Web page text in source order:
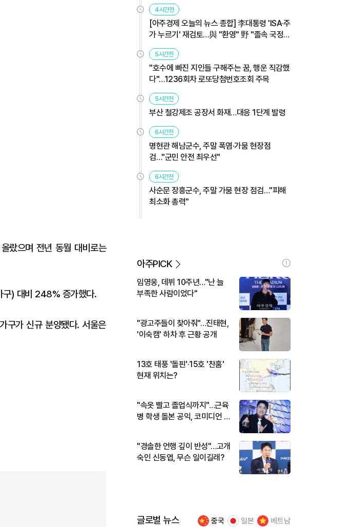
으며 전년 동월 대비로는
구) 대비 248% 증가했다.
구가 신규 분양됐다. 서울은
4시간전
[아주경제 오늘의 뉴스 종합] 李대통령 'ISA·주
가 누르기' 재검토…與 "환영" 野 "졸속 국정"
外
5시간전
"호수에 빠진 지인들 구해주는 꿈, 행운 직감했
다"…1236회차 로또당첨번호조회 주목
5시간전
부산 철강제조 공장서 화재…대응 1단계 발령
6시간전
명현관 해남군수, 주말 폭염·가뭄 현장점
검…"군민 안전 최우선"
6시간전
사순문 장흥군수, 주말 가뭄 현장 점검…"피해
최소화 총력"
아주PICK
임영웅, 데뷔 10주년…"난 늘
부족한 사람이었다"
"광고주들이 찾아줘"…진태현,
'이숙캠' 하차 후 근황 공개
13호 태풍 '돌핀'·15호 '찬홈'
현재 위치는?
"속옷 빨고 졸업식까지"…근육
병 학생 돌본 공익, 코미디언 김
"경솔한 언행 깊이 반성"…고개
숙인 신동엽, 무슨 일이길래?
글로벌 뉴스 중국 일본 베트남